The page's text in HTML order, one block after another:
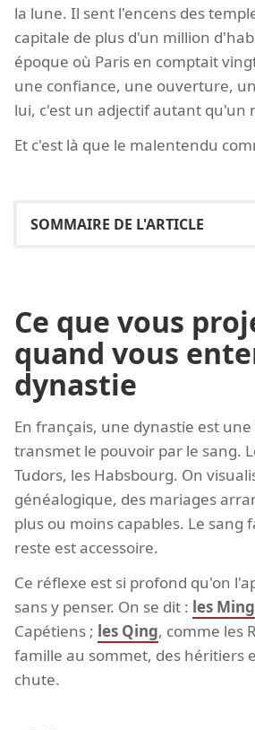
la lune. Il sent l'encens des
capitale de plus d'un million
époque où Paris en comptait
une confiance, une ouverture,
lui, c'est un adjectif autant qu'un
Et c'est là que le malentendu
Ce que vous
quand vous
dynastie
En français, une dynastie est
transmet le pouvoir par le sang.
Tudors, les Habsbourg. On
généalogique, des mariages
plus ou moins capables. Le sang
reste est accessoire.
Ce réflexe est si profond qu'on
sans y penser. On se dit : les Ming
Capétiens ; les Qing, comme les
famille au sommet, des héritiers
chute.